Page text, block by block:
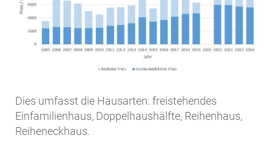
Dies umfasst die Hausarten: freistehendes
Einfamilienhaus, Doppelhaushälfte, Reihenhaus,
Reiheneckhaus.